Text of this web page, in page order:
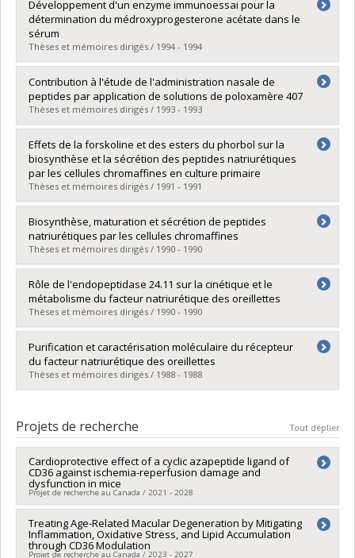
Diplômé(e) :Rondeau, Jean-Jacques
Cycle :Doctorat
Diplôme obtenu :
Lien vers le document dans Papyrus
Développement d'un enzyme immunoessai pour la
détermination du médroxyprogesterone acétate dans le
sérum
Thèses et mémoires dirigés / 1994 - 1994
Diplômé(e) :Kim, Ja Kyung
Cycle :Maîtrise
Diplôme obtenu :M. Sc.
Lien vers le document dans Papyrus
Contribution à l'étude de l'administration nasale de
peptides par application de solutions de poloxamère 407
Thèses et mémoires dirigés / 1993 - 1993
Diplômé(e) :Juhász, Julianna
Cycle :Doctorat
Diplôme obtenu :Ph. D.
Lien vers le document dans Papyrus
Effets de la forskoline et des esters du phorbol sur la
biosynthèse et la sécrétion des peptides natriurétiques
par les cellules chromaffines en culture primaire
Thèses et mémoires dirigés / 1991 - 1991
Diplômé(e) : Babinski, Kazimierz
Cycle :Maîtrise
Diplôme obtenu :M. Sc.
Lien vers le document dans Papyrus
Biosynthèse, maturation et sécrétion de peptides
natriurétiques par les cellules chromaffines
Thèses et mémoires dirigés / 1990 - 1990
Diplômé(e) :Nguyen, Tien-Tue
Cycle :Doctorat
Diplôme obtenu :Ph. D.
Lien vers le document dans Papyrus
Rôle de l'endopeptidase 24.11 sur la cinétique et le
métabolisme du facteur natriurétique des oreillettes
Thèses et mémoires dirigés / 1990 - 1990
Diplômé(e) :Marleau, Sylvie
Cycle :Doctorat
Diplôme obtenu :Ph. D.
Lien vers le document dans Papyrus
Purification et caractérisation moléculaire du récepteur
du facteur natriurétique des oreillettes
Thèses et mémoires dirigés / 1988 - 1988
Cycle : Doctorat
Diplôme obtenu :Ph. D.
Lien vers le document dans Papyrus
Projets de recherche Tout déplier
Cardioprotective effect of a cyclic azapeptide ligand of
CD36 against ischemia-reperfusion damage and
dysfunction in mice
Projet de recherche au Canada / 2021 - 2028
Chercheur principal : Sylvie Marleau
Co-chercheurs :Huy Ong,Simon-Pierre Gravel,André
Carpentier
Treating Age-Related Macular Degeneration by Mitigating
Inflammation, Oxidative Stress, and Lipid Accumulation
through CD36 Modulation
Projet de recherche au Canada / 2023 - 2027